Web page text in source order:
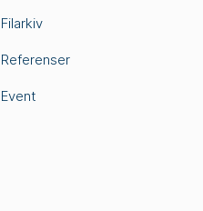
Filarkiv
Referenser
Event